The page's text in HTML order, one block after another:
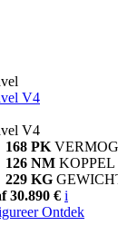
V4
V4
168 PK
126 NM KOPPEL
229 KG
30.890 € i
Ontdek